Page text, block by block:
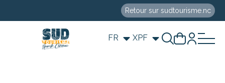
Retour sur sudtourisme.nc
FR XPF